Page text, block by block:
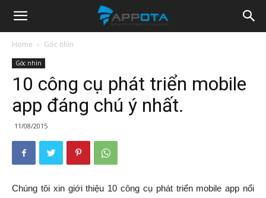
Appota
News
Home Góc nhìn
Góc nhìn
10 công cụ phát triển mobile
app đáng chú ý nhất.
11/08/2015
Chúng tôi xin giới thiệu 10 công cụ phát triển mobile app nổi